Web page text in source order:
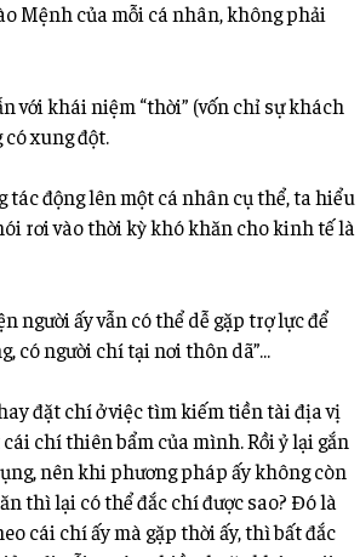
Mệnh của mỗi cá nhân, không phải
với khái niệm “thời” (vốn chỉ sự khách
xung đột.
động lên một cá nhân cụ thể, ta hiểu
rơi vào thời kỳ khó khăn cho kinh tế là
người ấy vẫn có thể dễ gặp trợ lực để
có người chí tại nơi thôn dã”…
đặt chí ở việc tìm kiếm tiền tài địa vị
chí thiên bẩm của mình. Rồi ỷ lại gắn
nên khi phương pháp ấy không còn
thì lại có thể đắc chí được sao? Đó là
cái chí ấy mà gặp thời ấy, thì bất đắc